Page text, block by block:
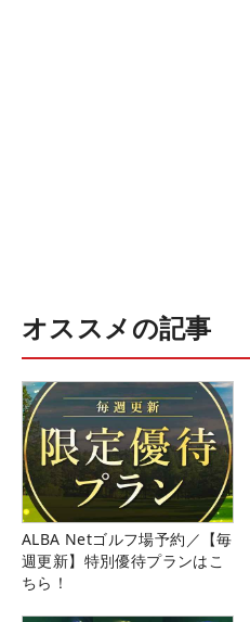
オススメの記事
ALBA Netゴルフ場予約／【毎
週更新】特別優待プランはこ
ちら！